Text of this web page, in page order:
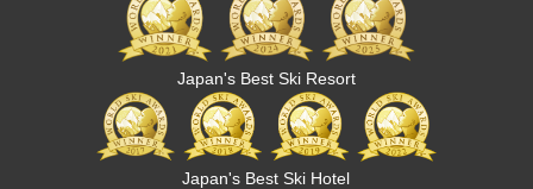
Japan's Best Ski Resort
Japan's Best Ski Hotel